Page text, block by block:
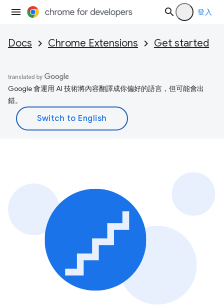
登入
Docs Chrome Extensions Get started
Google 會運用 AI 技術將內容翻譯成你偏好的語言，但可能會出
錯。